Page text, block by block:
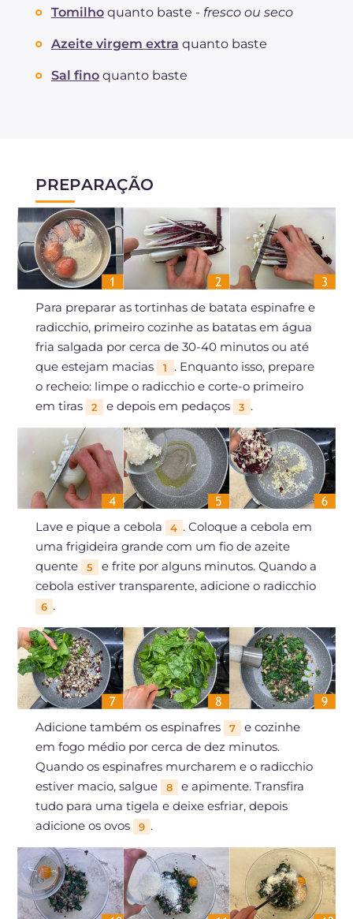
Tomilho quanto baste - fresco ou seco
Azeite virgem extra quanto baste
Sal fino quanto baste
PREPARAÇÃO
Para preparar as tortinhas de batata espinafre e
radicchio, primeiro cozinhe as batatas em água
fria salgada por cerca de 30-40 minutos ou até
que estejam macias
1
. Enquanto isso, prepare
o recheio: limpe o radicchio e corte-o primeiro
em tiras
2 e depois em pedaços 3 .
Lave e pique a cebola 4 . Coloque a cebola em
uma frigideira grande com um fio de azeite
quente
5
e frite por alguns minutos. Quando a
cebola estiver transparente, adicione o radicchio
6 .
Adicione também os espinafres 7
e cozinhe
em fogo médio por cerca de dez minutos.
Quando os espinafres murcharem e o radicchio
estiver macio, salgue
8
e apimente. Transfira
tudo para uma tigela e deixe esfriar, depois
adicione os ovos
9 .